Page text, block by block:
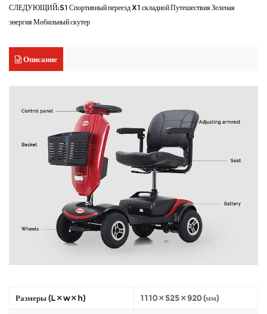
СЛЕДУЮЩИЙ:S1 Спортивный переезд X1 складной Путешествия Зеленая
энергия Мобильный скутер
Описание
Размеры (L × w × h) 1110 × 525 × 920 (мм)